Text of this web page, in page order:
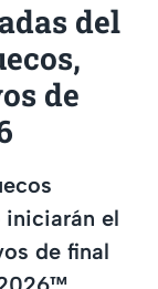
del
de
iniciarán el
de final